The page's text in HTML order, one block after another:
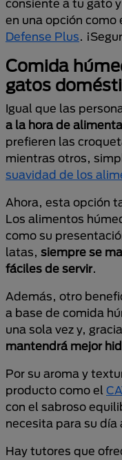
consiente a tu gato
en una opción como
Defense Plus.
Comida
gatos
Igual que las
a la hora de
prefieren las
mientras otros,
suavidad de los
Ahora, esta opción
Los alimentos
como su
latas, siempre se
fáciles de servir.
Además, otro
a base de comida
una sola vez y,
mantendrá mejor
Por su aroma y
producto como el
con el sabroso
necesita para su día
Hay tutores que